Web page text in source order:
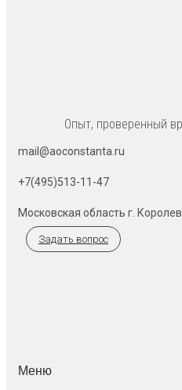
Опыт, проверенный
mail@aoconstanta.ru
+7(495)513-11-47
Московская область г.
Задать вопрос
Меню